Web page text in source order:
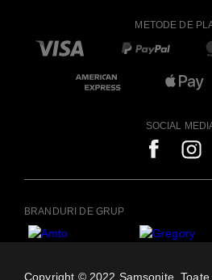
METODE DE
SOCIAL
BRANDURI DE GRUP
Copyright © 2022 Samsonite.